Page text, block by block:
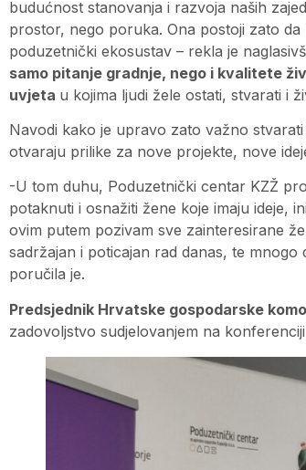
budućnost stanovanja i razvoja naših
prostor, nego poruka. Ona postoji zato
poduzetnički ekosustav – rekla je
samo pitanje gradnje, nego i kvalitete
uvjeta u kojima ljudi žele ostati, stvarati i
Navodi kako je upravo zato važno
otvaraju prilike za nove projekte, nove
-U tom duhu, Poduzetnički centar KZŽ
potaknuti i osnažiti žene koje imaju ideje,
ovim putem pozivam sve zainteresirane
sadržajan i poticajan rad danas, te
poručila je.
Predsjednik Hrvatske gospodarske
zadovoljstvo sudjelovanjem na